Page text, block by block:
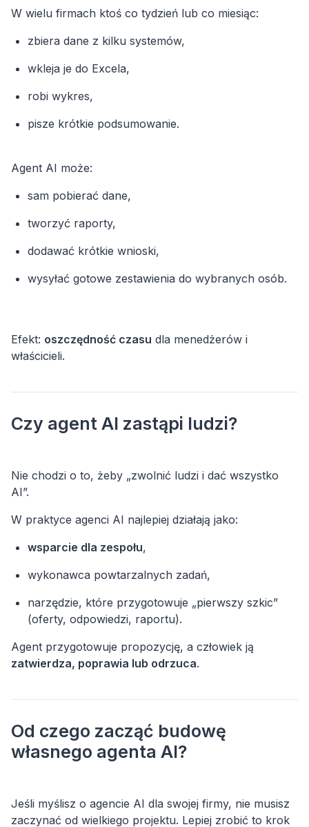
W wielu firmach ktoś co tydzień lub co miesiąc:
zbiera dane z kilku systemów,
wkleja je do Excela,
robi wykres,
pisze krótkie podsumowanie.
Agent AI może:
sam pobierać dane,
tworzyć raporty,
dodawać krótkie wnioski,
wysyłać gotowe zestawienia do wybranych osób.
Efekt: oszczędność czasu dla menedżerów i
właścicieli.
Czy agent AI zastąpi ludzi?
Nie chodzi o to, żeby „zwolnić ludzi i dać wszystko
W praktyce agenci AI najlepiej działają jako:
wsparcie dla zespołu,
wykonawca powtarzalnych zadań,
narzędzie, które przygotowuje „pierwszy szkic”
Agent przygotowuje propozycję, a człowiek ją
zatwierdza, poprawia lub odrzuca.
Od czego zacząć budowę
własnego agenta AI?
Jeśli myślisz o agencie AI dla swojej firmy, nie musisz
zaczynać od wielkiego projektu. Lepiej zrobić to krok